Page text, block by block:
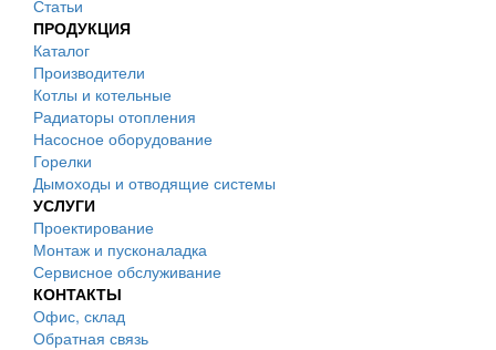
Статьи
ПРОДУКЦИЯ
Каталог
Производители
Котлы и котельные
Радиаторы отопления
Насосное оборудование
Горелки
Дымоходы и отводящие системы
УСЛУГИ
Проектирование
Монтаж и пусконаладка
Сервисное обслуживание
КОНТАКТЫ
Офис, склад
Обратная связь